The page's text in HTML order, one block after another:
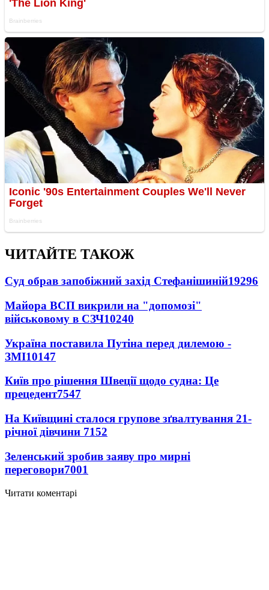
ЧИТАЙТЕ ТАКОЖ
Суд обрав запобіжний захід Стефанішиній19296
Майора ВСП викрили на "допомозі"
військовому в СЗЧ10240
Україна поставила Путіна перед дилемою -
ЗМІ10147
Київ про рішення Швеції щодо судна: Це
прецедент7547
На Київщині сталося групове зґвалтування 21-
річної дівчини 7152
Зеленський зробив заяву про мирні
переговори7001
Читати коментарі